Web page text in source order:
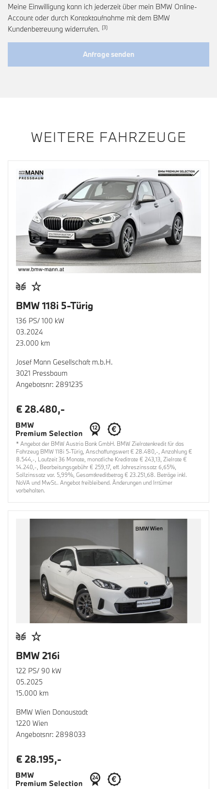
Meine Einwilligung kann ich jederzeit über mein BMW Online-
Account oder durch Kontaktaufnahme mit dem BMW
Kundenbetreuung widerrufen. Link zur Fußnote: Widerruf der
Anfrage senden
WEITERE FAHRZEUGE
BMW 118i 5-Türig
136 PS/ 100 kW
03.2024
23.000 km
Josef Mann Gesellschaft m.b.H.
3021 Pressbaum
Angebotsnr: 2891235
€ 28.480,-
* Angebot der BMW Austria Bank GmbH. BMW Zielratenkredit für das
Fahrzeug BMW 118i 5-Türig, Anschaffungswert € 28.480,-, Anzahlung €
8.544,-, Laufzeit 36 Monate, monatliche Kreditrate € 243,13, Zielrate €
14.240,-, Bearbeitungsgebühr € 259,17, eff. Jahreszinssatz 6,65%,
Sollzinssatz var. 5,99%, Gesamtkreditbetrag € 23.251,68. Beträge inkl.
NoVA und MwSt.. Angebot freibleibend. Änderungen und Irrtümer
vorbehalten.
BMW 216i
122 PS/ 90 kW
05.2025
15.000 km
BMW Wien Donaustadt
1220 Wien
Angebotsnr: 2898033
€ 28.195,-